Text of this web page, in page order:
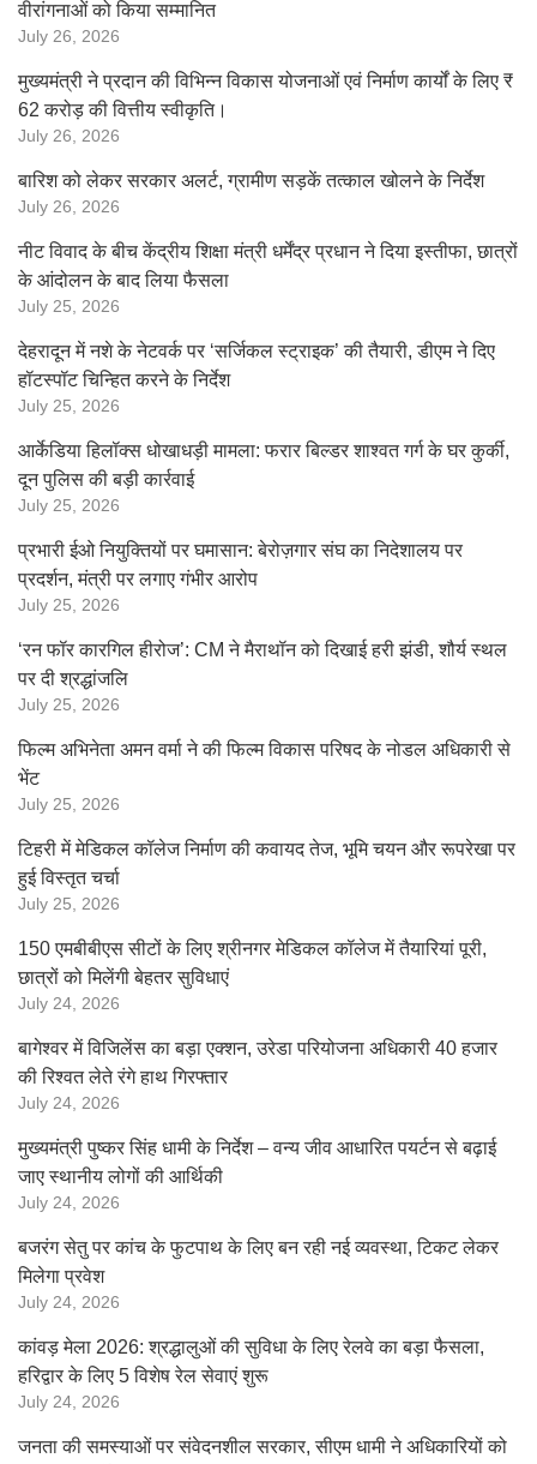
वीरांगनाओं को किया सम्मानित
July 26, 2026
मुख्यमंत्री ने प्रदान की विभिन्न विकास योजनाओं एवं निर्माण कार्यों के लिए ₹
62 करोड़ की वित्तीय स्वीकृति।
July 26, 2026
बारिश को लेकर सरकार अलर्ट, ग्रामीण सड़कें तत्काल खोलने के निर्देश
July 26, 2026
नीट विवाद के बीच केंद्रीय शिक्षा मंत्री धर्मेंद्र प्रधान ने दिया इस्तीफा, छात्रों
के आंदोलन के बाद लिया फैसला
July 25, 2026
देहरादून में नशे के नेटवर्क पर ‘सर्जिकल स्ट्राइक’ की तैयारी, डीएम ने दिए
हॉटस्पॉट चिन्हित करने के निर्देश
July 25, 2026
आर्केडिया हिलॉक्स धोखाधड़ी मामला: फरार बिल्डर शाश्वत गर्ग के घर कुर्की,
दून पुलिस की बड़ी कार्रवाई
July 25, 2026
प्रभारी ईओ नियुक्तियों पर घमासान: बेरोज़गार संघ का निदेशालय पर
प्रदर्शन, मंत्री पर लगाए गंभीर आरोप
July 25, 2026
‘रन फॉर कारगिल हीरोज’: CM ने मैराथॉन को दिखाई हरी झंडी, शौर्य स्थल
पर दी श्रद्धांजलि
July 25, 2026
फिल्म अभिनेता अमन वर्मा ने की फिल्म विकास परिषद के नोडल अधिकारी से
भेंट
July 25, 2026
टिहरी में मेडिकल कॉलेज निर्माण की कवायद तेज, भूमि चयन और रूपरेखा पर
हुई विस्तृत चर्चा
July 25, 2026
150 एमबीबीएस सीटों के लिए श्रीनगर मेडिकल कॉलेज में तैयारियां पूरी,
छात्रों को मिलेंगी बेहतर सुविधाएं
July 24, 2026
बागेश्वर में विजिलेंस का बड़ा एक्शन, उरेडा परियोजना अधिकारी 40 हजार
की रिश्वत लेते रंगे हाथ गिरफ्तार
July 24, 2026
मुख्यमंत्री पुष्कर सिंह धामी के निर्देश – वन्य जीव आधारित पयर्टन से बढ़ाई
जाए स्थानीय लोगों की आर्थिकी
July 24, 2026
बजरंग सेतु पर कांच के फुटपाथ के लिए बन रही नई व्यवस्था, टिकट लेकर
मिलेगा प्रवेश
July 24, 2026
कांवड़ मेला 2026: श्रद्धालुओं की सुविधा के लिए रेलवे का बड़ा फैसला,
हरिद्वार के लिए 5 विशेष रेल सेवाएं शुरू
July 24, 2026
जनता की समस्याओं पर संवेदनशील सरकार, सीएम धामी ने अधिकारियों को